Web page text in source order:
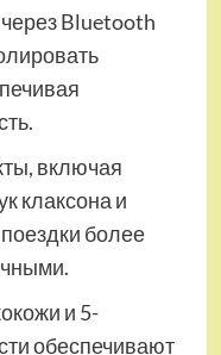
Bluetooth
включая
клаксона и
более
и 5-
обеспечивают